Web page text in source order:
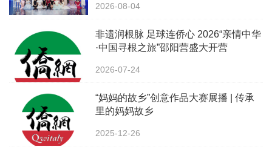
2026-08-04
非遗润根脉 足球连侨心 2026“亲情中华
·中国寻根之旅”邵阳营盛大开营
2026-07-24
“妈妈的故乡”创意作品大赛展播 | 传承
里的妈妈故乡
2025-12-26